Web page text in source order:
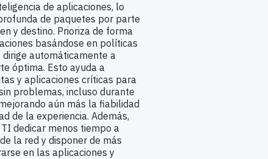
de aplicaciones, lo
de paquetes por parte
y destino. Prioriza de forma
basándose en políticas
automáticamente a
óptima. Esto ayuda a
y aplicaciones críticas para
problemas, incluso durante
aún más la fiabilidad
de la experiencia. Además,
dedicar menos tiempo a
la red y disponer de más
en las aplicaciones y